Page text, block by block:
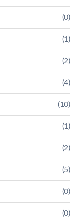
(0)
(1)
(2)
(4)
(10)
(1)
(2)
(5)
(0)
(0)